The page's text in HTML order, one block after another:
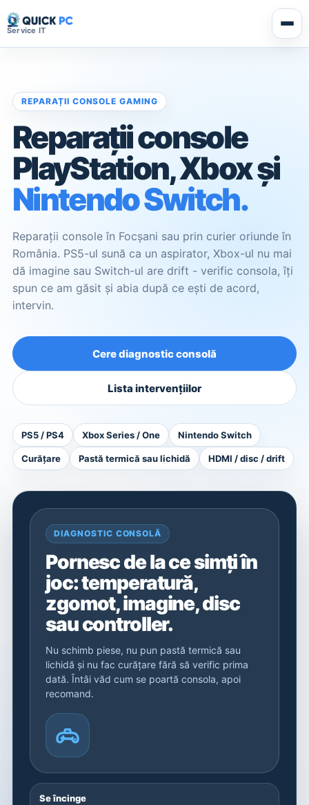
toService IT
REPARAȚII CONSOLE GAMING
Reparații console
PlayStation, Xbox și
Nintendo Switch.
Reparații console în Focșani sau prin curier oriunde în
România. PS5-ul sună ca un aspirator, Xbox-ul nu mai
dă imagine sau Switch-ul are drift - verific consola, îți
spun ce am găsit și abia după ce ești de acord,
intervin.
Cere diagnostic consolă
Lista intervențiilor
PS5 / PS4 Xbox Series / One Nintendo Switch
Curățare Pastă termică sau lichidă HDMI / disc / drift
DIAGNOSTIC CONSOLĂ
Pornesc de la ce simți în
joc: temperatură,
zgomot, imagine, disc
sau controller.
Nu schimb piese, nu pun pastă termică sau
lichidă și nu fac curățare fără să verific prima
dată. Întâi văd cum se poartă consola, apoi
recomand.
Se încinge